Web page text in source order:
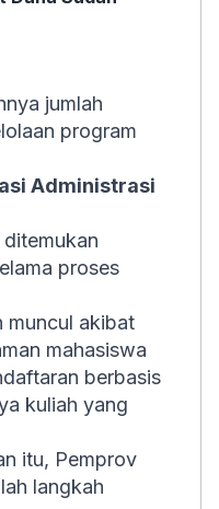
jumlah
program
Administrasi
proses
muncul akibat
mahasiswa
berbasis
kuliah yang
itu, Pemprov
langkah